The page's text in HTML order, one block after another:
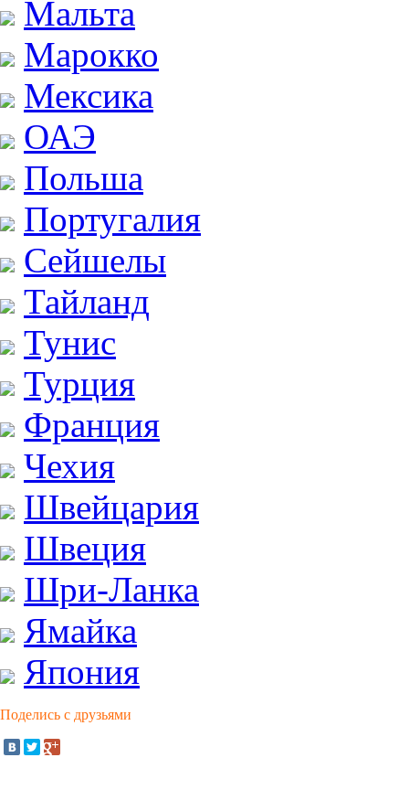
Мальта
Марокко
Мексика
ОАЭ
Польша
Португалия
Сейшелы
Тайланд
Тунис
Турция
Франция
Чехия
Швейцария
Швеция
Шри-Ланка
Ямайка
Япония
Поделись с друзьями